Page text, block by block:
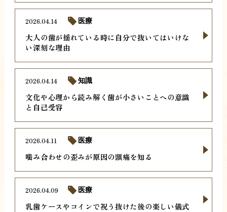
大人の歯が揺れている時に自分で抜いてはいけな
い深刻な理由
2026.04.14 医療
文化や心理から読み解く歯が小さいことへの意識
と自己受容
2026.04.14 知識
噛み合わせの歪みが原因の頭痛を知る
2026.04.11 医療
乳歯ケースやコインで祝う抜けた後の楽しい儀式
2026.04.09 医療